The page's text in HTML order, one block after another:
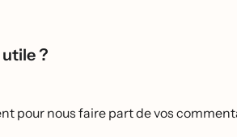
?
pour nous faire part de vos